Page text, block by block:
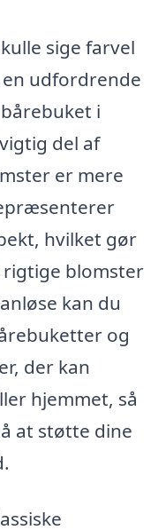
sige farvel
udfordrende
i
del af
er mere
hvilket gør
blomster
kan du
og
der kan
hjemmet, så
at støtte dine